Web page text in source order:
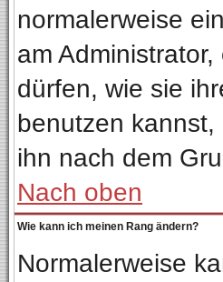
normalerweise
am
dürfen, wie sie
benutzen
ihn nach dem
Nach oben
Wie kann ich meinen Rang ändern?
Normalerweise